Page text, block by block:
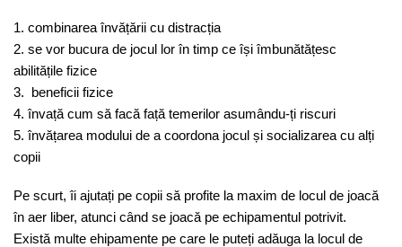
1. combinarea învățării cu distracția
2. se vor bucura de jocul lor în timp ce își îmbunătățesc
abilitățile fizice
3. beneficii fizice
4. învață cum să facă față temerilor asumându-ți riscuri
5. învățarea modului de a coordona jocul și socializarea cu alți
copii
Pe scurt, îi ajutați pe copii să profite la maxim de locul de joacă
în aer liber, atunci când se joacă pe echipamentul potrivit.
Există multe ehipamente pe care le puteți adăuga la locul de